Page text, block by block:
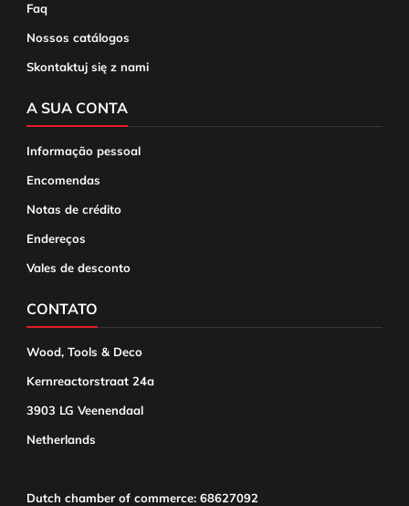
Faq
Nossos catálogos
Skontaktuj się z nami
A SUA CONTA
Informação pessoal
Encomendas
Notas de crédito
Endereços
Vales de desconto
CONTATO
Wood, Tools & Deco
Kernreactorstraat 24a
3903 LG Veenendaal
Netherlands
Dutch chamber of commerce: 68627092